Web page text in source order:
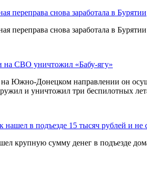
переправа снова заработала в Бурятии
переправа снова заработала в Бурятии
на СВО уничтожил «Бабу-ягу»
на Южно-Донецком направлении он
и уничтожил три беспилотных
нашел в подъезде 15 тысяч рублей и не
крупную сумму денег в подъезде